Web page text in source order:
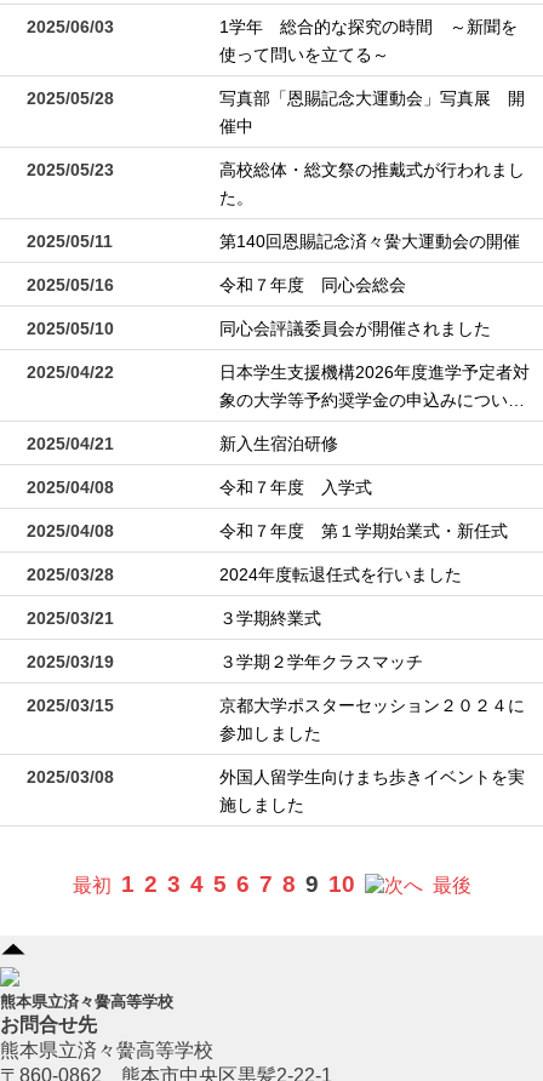
2025/06/03
1学年 総合的な探究の時間 ～新聞を
使って問いを立てる～
2025/05/28
写真部「恩賜記念大運動会」写真展 開
催中
2025/05/23
高校総体・総文祭の推戴式が行われまし
た。
2025/05/11 第140回恩賜記念済々黌大運動会の開催
2025/05/16 令和７年度 同心会総会
2025/05/10 同心会評議委員会が開催されました
2025/04/22
日本学生支援機構2026年度進学予定者対
象の大学等予約奨学金の申込みについ…
2025/04/21 新入生宿泊研修
2025/04/08 令和７年度 入学式
2025/04/08 令和７年度 第１学期始業式・新任式
2025/03/28 2024年度転退任式を行いました
2025/03/21 ３学期終業式
2025/03/19 ３学期２学年クラスマッチ
2025/03/15
京都大学ポスターセッション２０２４に
参加しました
2025/03/08
外国人留学生向けまち歩きイベントを実
施しました
最初 1 2 3 4 5 6 7 8 9 10 へ 最後
熊本県立済々黌高等学校
お問合せ先
熊本県立済々黌高等学校
〒860-0862 熊本市中央区黒髪2-22-1